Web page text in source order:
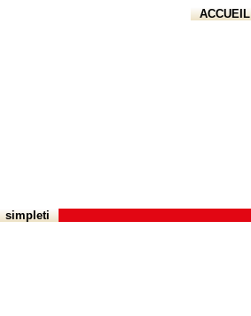
ACCUEIL
simpleti